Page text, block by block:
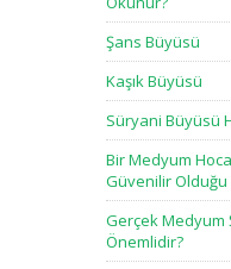
Şans Büyüsü
Kaşık Büyüsü
Süryani Büyüsü
Bir Medyum
Güvenilir Olduğu
Gerçek Medyum
Önemlidir?